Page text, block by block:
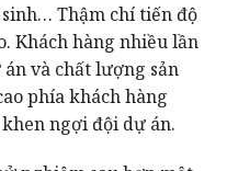
Thậm chí tiến độ
Khách hàng nhiều lần
và chất lượng sản
phía khách hàng
ngợi đội dự án.